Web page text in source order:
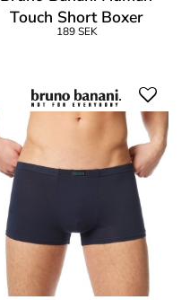
Touch Short Boxer
189 SEK